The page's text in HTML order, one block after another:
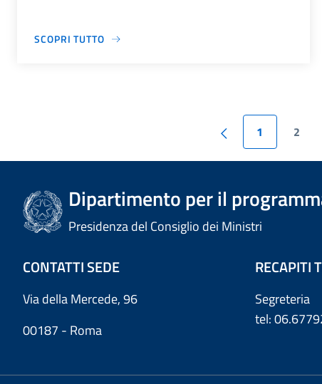
SCOPRI TUTTO
1 2
Dipartimento per il
Presidenza del Consiglio dei Ministri
CONTATTI SEDE
Via della Mercede, 96
00187 - Roma
RECAPITI
Segreteria
tel: